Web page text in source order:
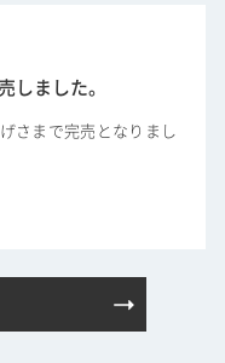
しました。
さまで完売となりまし